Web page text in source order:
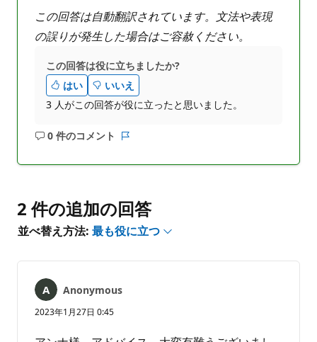
この回答は自動翻訳されています。文法や表現
の誤りが発生した場合はご容赦ください。
この回答は役に立ちましたか?
はい
いいえ
3 人がこの回答が役に立ったと思いました。
0 件のコメント
コ
は
あ
り
せ
2 件の追加の回答
並べ替え方法: 最も役に立つ
Anonymous
2023年1月27日 0:45